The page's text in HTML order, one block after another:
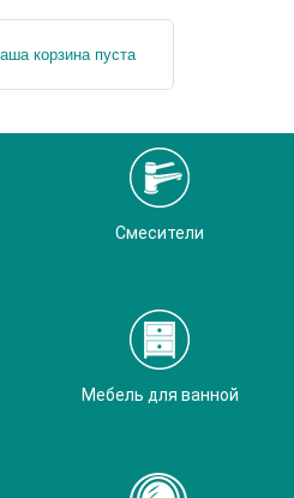
корзина пуста
Смесители
Мебель для ванной